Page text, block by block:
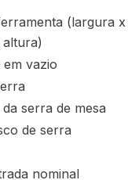
(largura x
vazio
serra de mesa
de serra
nominal